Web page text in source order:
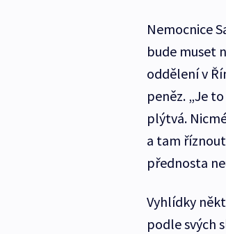
Nemocnice
bude muset
oddělení v
peněz. „Je
plýtvá.
a tam
přednosta
Vyhlídky
podle svých